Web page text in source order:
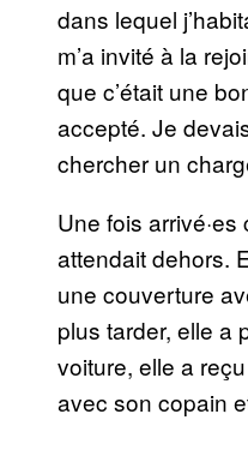
dans lequel
m’a invité à la
que c’était une
accepté. Je
chercher un
Une fois
attendait dehors.
une couverture
plus tarder, elle a
voiture, elle a
avec son copain